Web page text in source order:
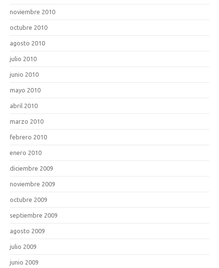
noviembre 2010
octubre 2010
agosto 2010
julio 2010
junio 2010
mayo 2010
abril 2010
marzo 2010
febrero 2010
enero 2010
diciembre 2009
noviembre 2009
octubre 2009
septiembre 2009
agosto 2009
julio 2009
junio 2009